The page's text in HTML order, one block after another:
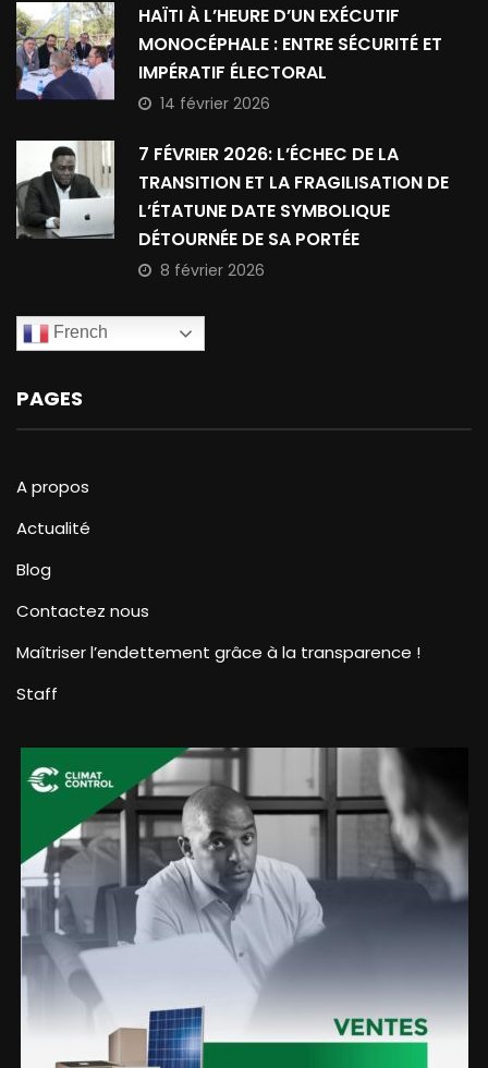
HAÏTI À L’HEURE D’UN EXÉCUTIF
MONOCÉPHALE : ENTRE SÉCURITÉ ET
IMPÉRATIF ÉLECTORAL
14 février 2026
7 FÉVRIER 2026: L’ÉCHEC DE LA
TRANSITION ET LA FRAGILISATION DE
L’ÉTATUNE DATE SYMBOLIQUE
DÉTOURNÉE DE SA PORTÉE
8 février 2026
French
PAGES
A propos
Actualité
Blog
Contactez nous
Maîtriser l’endettement grâce à la transparence !
Staff